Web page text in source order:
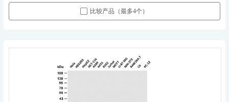
比较产品（最多4个）